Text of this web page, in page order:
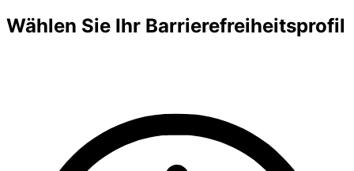
Wählen Sie Ihr Barrierefreiheitsprofil